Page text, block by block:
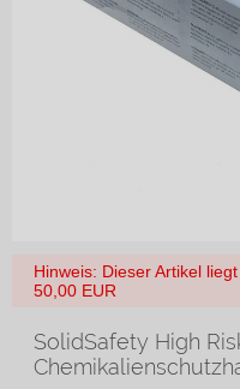
Hinweis: Dieser Artikel
50,00 EUR
SolidSafety High